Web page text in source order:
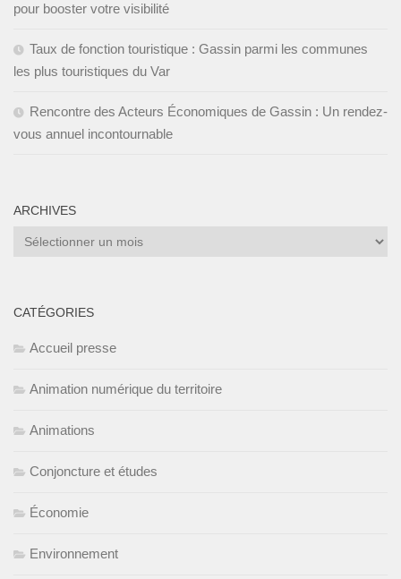
pour booster votre visibilité
Taux de fonction touristique : Gassin parmi les communes
les plus touristiques du Var
Rencontre des Acteurs Économiques de Gassin : Un rendez-
vous annuel incontournable
ARCHIVES
Archives
CATÉGORIES
Accueil presse
Animation numérique du territoire
Animations
Conjoncture et études
Économie
Environnement